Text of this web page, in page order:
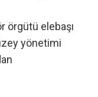
örgütü elebaşı
yönetimi